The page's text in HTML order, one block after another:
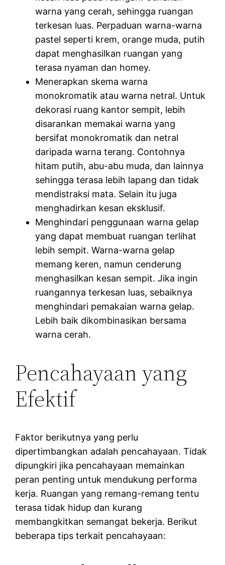
warna yang cerah, sehingga ruangan
terkesan luas. Perpaduan warna-warna
pastel seperti krem, orange muda, putih
dapat menghasilkan ruangan yang
terasa nyaman dan homey.
Menerapkan skema warna
monokromatik atau warna netral. Untuk
dekorasi ruang kantor sempit, lebih
disarankan memakai warna yang
bersifat monokromatik dan netral
daripada warna terang. Contohnya
hitam putih, abu-abu muda, dan lainnya
sehingga terasa lebih lapang dan tidak
mendistraksi mata. Selain itu juga
menghadirkan kesan eksklusif.
Menghindari penggunaan warna gelap
yang dapat membuat ruangan terlihat
lebih sempit. Warna-warna gelap
memang keren, namun cenderung
menghasilkan kesan sempit. Jika ingin
ruangannya terkesan luas, sebaiknya
menghindari pemakaian warna gelap.
Lebih baik dikombinasikan bersama
warna cerah.
Pencahayaan yang
Efektif
Faktor berikutnya yang perlu
dipertimbangkan adalah pencahayaan. Tidak
dipungkiri jika pencahayaan memainkan
peran penting untuk mendukung performa
kerja. Ruangan yang remang-remang tentu
terasa tidak hidup dan kurang
membangkitkan semangat bekerja. Berikut
beberapa tips terkait pencahayaan: